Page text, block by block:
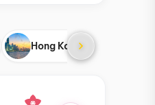
Hong Kong